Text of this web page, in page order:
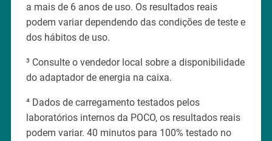
a mais de 6 anos de uso. Os resultados reais
podem variar dependendo das condições de teste e
dos hábitos de uso.
³ Consulte o vendedor local sobre a disponibilidade
do adaptador de energia na caixa.
⁴ Dados de carregamento testados pelos
laboratórios internos da POCO, os resultados reais
podem variar. 40 minutos para 100% testado no